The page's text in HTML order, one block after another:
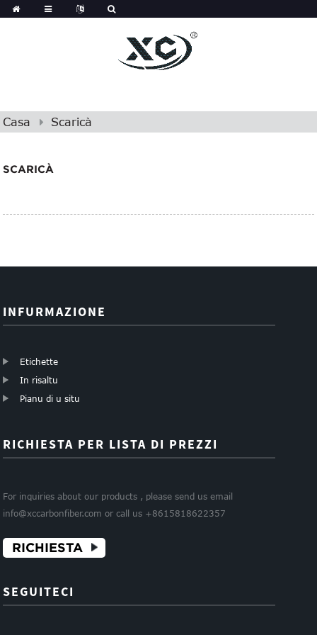
Casa Scaricà
SCARICÀ
INFURMAZIONE
Etichette
In risaltu
Pianu di u situ
RICHIESTA PER LISTA DI PREZZI
For inquiries about our products , please send us email
info@xccarbonfiber.com or call us +8615818622357
RICHIESTA
SEGUITECI